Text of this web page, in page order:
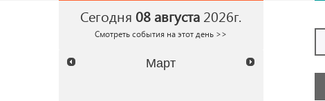
Сегодня 08 августа 2026г.
Смотреть события на этот день >>
Март